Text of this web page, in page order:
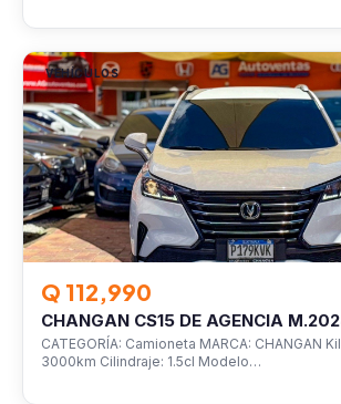
VEHÍCULOS
Q 112,990
CHANGAN CS15 DE AGENCIA
CATEGORÍA: Camioneta MARCA: CHANGAN
3000km Cilindraje: 1.5cl Modelo…